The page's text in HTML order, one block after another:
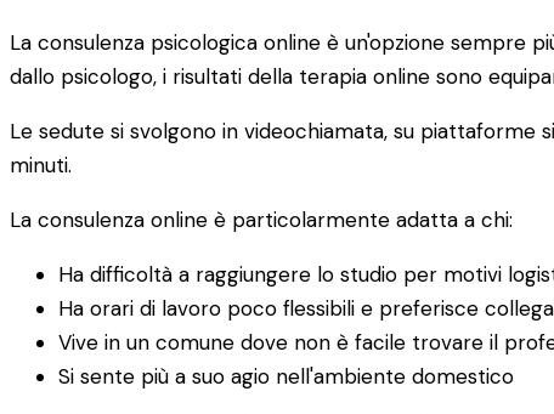
La consulenza psicologica online è un'opzione
dallo psicologo, i risultati della terapia online sono
Le sedute si svolgono in videochiamata, su piattaforme
minuti.
La consulenza online è particolarmente adatta a chi:
Ha difficoltà a raggiungere lo studio per motivi
Ha orari di lavoro poco flessibili e preferisce
Vive in un comune dove non è facile trovare il
Si sente più a suo agio nell'ambiente domestico